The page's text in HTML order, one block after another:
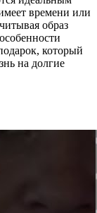
времени или
образ
который
на долгие